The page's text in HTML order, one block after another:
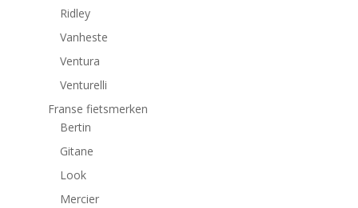
Ridley
Vanheste
Ventura
Venturelli
Franse fietsmerken
Bertin
Gitane
Look
Mercier